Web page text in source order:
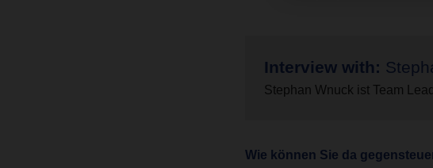
Interview with:
Stephan Wnuck ist Team
Wie können Sie da